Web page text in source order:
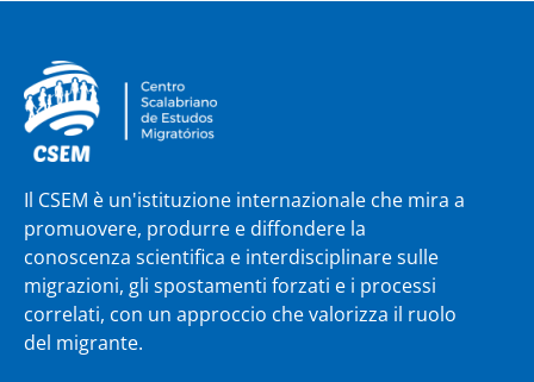
Il CSEM è un'istituzione internazionale che mira a
promuovere, produrre e diffondere la
conoscenza scientifica e interdisciplinare sulle
migrazioni, gli spostamenti forzati e i processi
correlati, con un approccio che valorizza il ruolo
del migrante.